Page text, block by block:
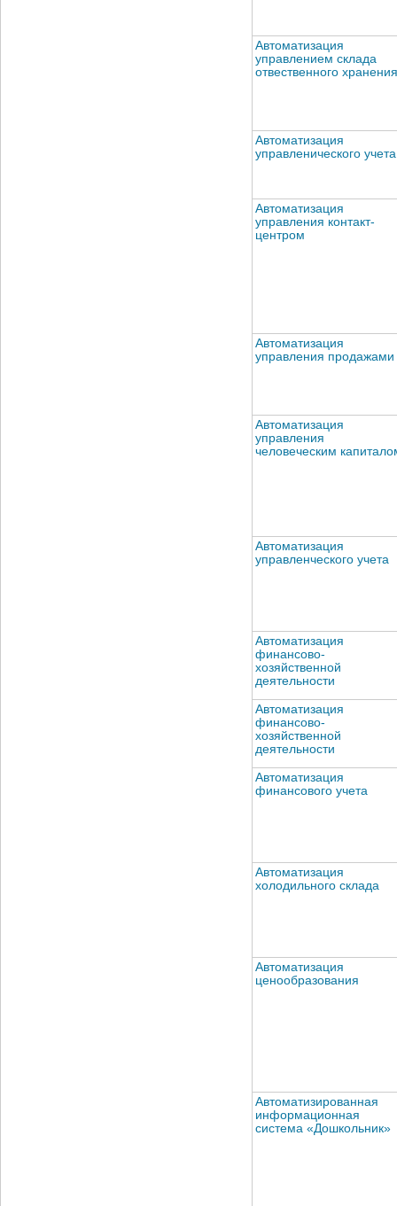
Автоматизация
управлением склада
отвественного хранения
Автоматизация
управленического учета
Автоматизация
управления контакт-
центром
Автоматизация
управления продажами
Автоматизация
управления
человеческим
Автоматизация
управленческого учета
Автоматизация
финансово-
хозяйственной
деятельности
Автоматизация
финансово-
хозяйственной
деятельности
Автоматизация
финансового учета
Автоматизация
холодильного склада
Автоматизация
ценообразования
Автоматизированная
информационная
система «Дошкольник»